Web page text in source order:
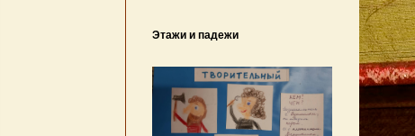
Этажи и падежи